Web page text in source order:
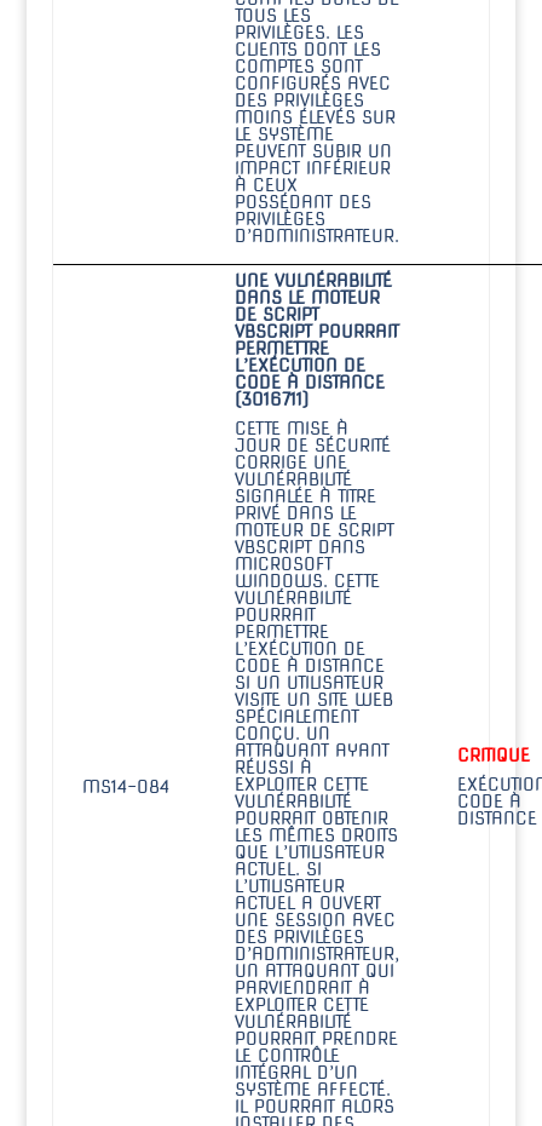
TOUS LES
PRIVILÈGES. LES
CLIENTS DONT LES
COMPTES SONT
CONFIGURÉS AVEC
DES PRIVILÈGES
MOINS ÉLEVÉS SUR
LE SYSTÈME
PEUVENT SUBIR UN
IMPACT INFÉRIEUR
À CEUX
POSSÉDANT DES
PRIVILÈGES
D’ADMINISTRATEUR.
MS14-084
UNE VULNÉRABILITÉ
DANS LE MOTEUR
DE SCRIPT
VBSCRIPT POURRAIT
PERMETTRE
L’EXÉCUTION DE
CODE À DISTANCE
(3016711)
CETTE MISE À
JOUR DE SÉCURITÉ
CORRIGE UNE
VULNÉRABILITÉ
SIGNALÉE À TITRE
PRIVÉ DANS LE
MOTEUR DE SCRIPT
VBSCRIPT DANS
MICROSOFT
WINDOWS. CETTE
VULNÉRABILITÉ
POURRAIT
PERMETTRE
L’EXÉCUTION DE
CODE À DISTANCE
SI UN UTILISATEUR
VISITE UN SITE WEB
SPÉCIALEMENT
CONÇU. UN
ATTAQUANT AYANT
RÉUSSI À
EXPLOITER CETTE
VULNÉRABILITÉ
POURRAIT OBTENIR
LES MÊMES DROITS
QUE L’UTILISATEUR
ACTUEL. SI
L’UTILISATEUR
ACTUEL A OUVERT
UNE SESSION AVEC
DES PRIVILÈGES
D’ADMINISTRATEUR,
UN ATTAQUANT QUI
PARVIENDRAIT À
EXPLOITER CETTE
VULNÉRABILITÉ
POURRAIT PRENDRE
LE CONTRÔLE
INTÉGRAL D’UN
SYSTÈME AFFECTÉ.
IL POURRAIT ALORS
CRITIQUE
CODE À
DISTANCE